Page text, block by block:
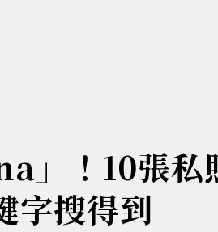
」！10張私
搜得到